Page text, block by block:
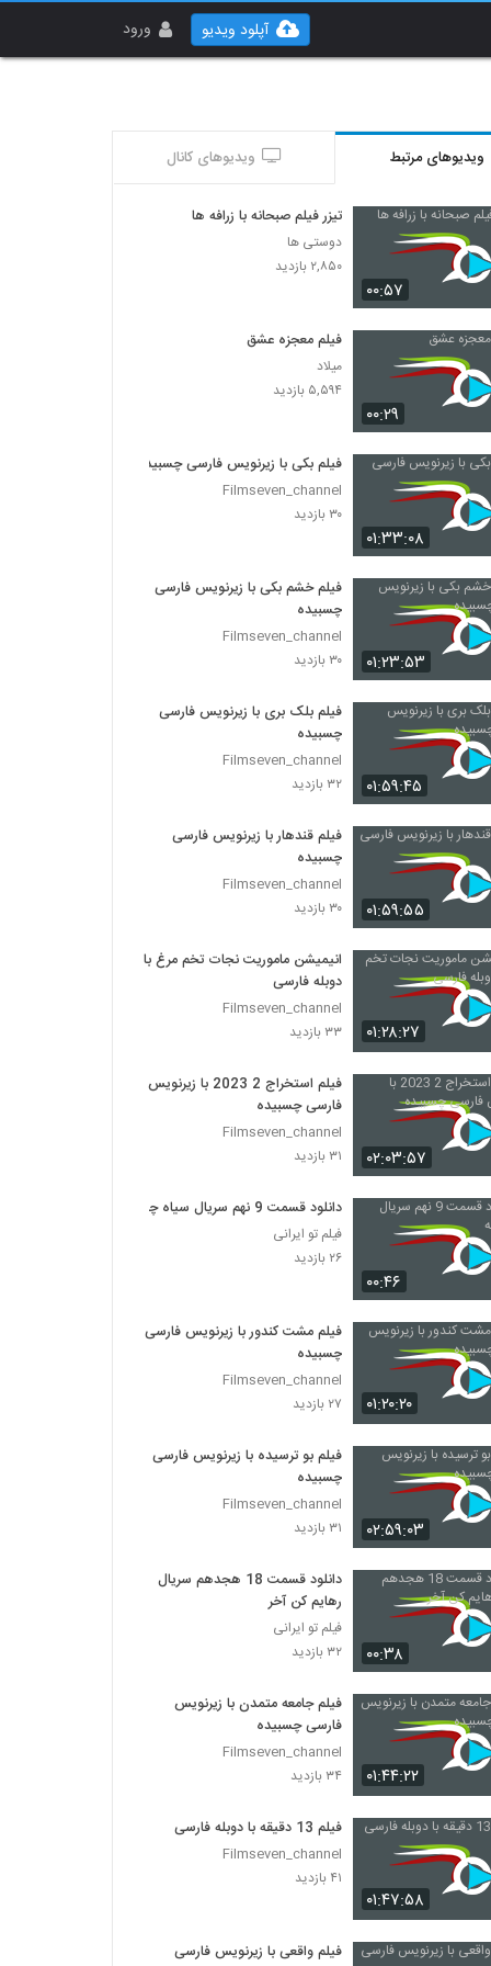
ورود آپلود ویدیو
ویدیوهای مرتبط ویدیوهای کانال
۰۰:۵۷
تیزر فیلم صبحانه با زرافه ها
دوستی ها
۲,۸۵۰ بازدید
۰۰:۲۹
فیلم معجزه عشق
میلاد
۵,۵۹۴ بازدید
۰۱:۳۳:۰۸
فیلم بکی با زیرنویس فارسی چسبیده
Filmseven_channel
۳۰ بازدید
۰۱:۲۳:۵۳
فیلم خشم بکی با زیرنویس فارسی
چسبیده
Filmseven_channel
۳۰ بازدید
۰۱:۵۹:۴۵
فیلم بلک بری با زیرنویس فارسی
چسبیده
Filmseven_channel
۳۲ بازدید
۰۱:۵۹:۵۵
فیلم قندهار با زیرنویس فارسی
چسبیده
Filmseven_channel
۳۰ بازدید
۰۱:۲۸:۲۷
انیمیشن ماموریت نجات تخم مرغ با
دوبله فارسی
Filmseven_channel
۳۳ بازدید
۰۲:۰۳:۵۷
فیلم استخراج 2 2023 با زیرنویس
فارسی چسبیده
Filmseven_channel
۳۱ بازدید
۰۰:۴۶
دانلود قسمت 9 نهم سریال سیاه چاله
فیلم تو ایرانی
۲۶ بازدید
۰۱:۲۰:۲۰
فیلم مشت کندور با زیرنویس فارسی
چسبیده
Filmseven_channel
۲۷ بازدید
۰۲:۵۹:۰۳
فیلم بو ترسیده با زیرنویس فارسی
چسبیده
Filmseven_channel
۳۱ بازدید
۰۰:۳۸
دانلود قسمت 18 هجدهم سریال
رهایم کن آخر
فیلم تو ایرانی
۳۲ بازدید
۰۱:۴۴:۲۲
فیلم جامعه متمدن با زیرنویس
فارسی چسبیده
Filmseven_channel
۳۴ بازدید
۰۱:۴۷:۵۸
فیلم 13 دقیقه با دوبله فارسی
Filmseven_channel
۴۱ بازدید
فیلم واقعی با زیرنویس فارسی